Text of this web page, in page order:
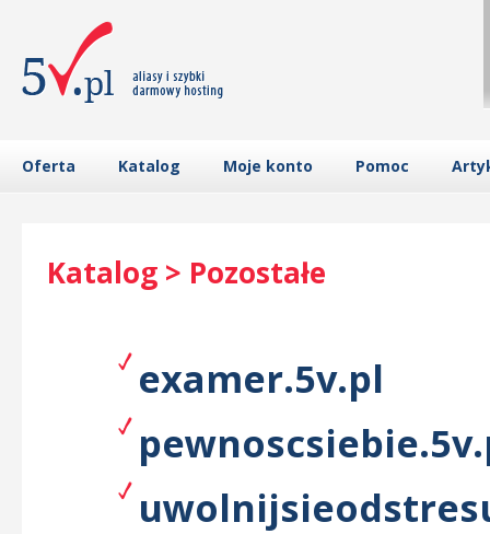
Oferta Katalog Moje konto Pomoc
Katalog > Pozostałe
examer.5v.pl